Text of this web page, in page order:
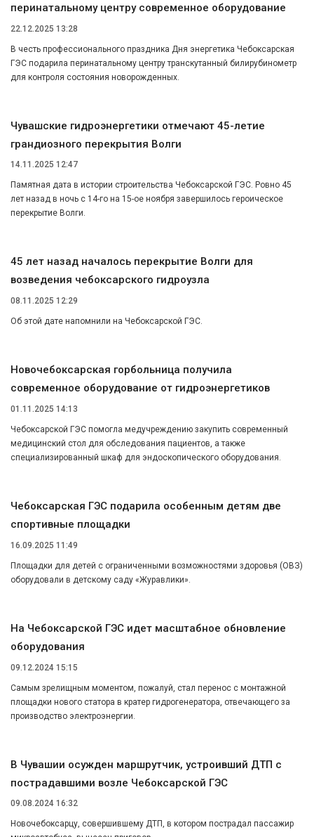
перинатальному центру современное оборудование
22.12.2025 13:28
В честь профессионального праздника Дня энергетика Чебоксарская
ГЭС подарила перинатальному центру транскутанный билирубинометр
для контроля состояния новорожденных.
Чувашские гидроэнергетики отмечают 45-летие
грандиозного перекрытия Волги
14.11.2025 12:47
Памятная дата в истории строительства Чебоксарской ГЭС. Ровно 45
лет назад в ночь с 14-го на 15-ое ноября завершилось героическое
перекрытие Волги.
45 лет назад началось перекрытие Волги для
возведения чебоксарского гидроузла
08.11.2025 12:29
Об этой дате напомнили на Чебоксарской ГЭС.
Новочебоксарская горбольница получила
современное оборудование от гидроэнергетиков
01.11.2025 14:13
Чебоксарской ГЭС помогла медучреждению закупить современный
медицинский стол для обследования пациентов, а также
специализированный шкаф для эндоскопического оборудования.
Чебоксарская ГЭС подарила особенным детям две
спортивные площадки
16.09.2025 11:49
Площадки для детей с ограниченными возможностями здоровья (ОВЗ)
оборудовали в детскому саду «Журавлики».
На Чебоксарской ГЭС идет масштабное обновление
оборудования
09.12.2024 15:15
Самым зрелищным моментом, пожалуй, стал перенос с монтажной
площадки нового статора в кратер гидрогенератора, отвечающего за
производство электроэнергии.
В Чувашии осужден маршрутчик, устроивший ДТП с
пострадавшими возле Чебоксарской ГЭС
09.08.2024 16:32
Новочебоксарцу, совершившему ДТП, в котором пострадал пассажир